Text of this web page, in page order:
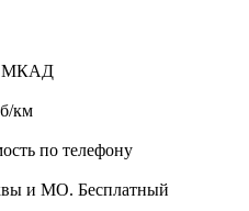
МКАД
км
по телефону
и МО. Бесплатный